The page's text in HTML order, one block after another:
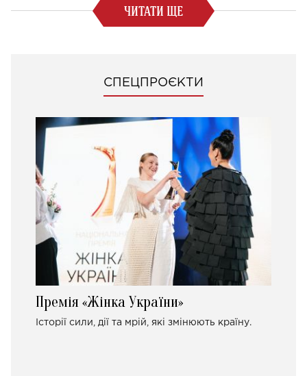
ЧИТАТИ ЩЕ
СПЕЦПРОЄКТИ
Премія «Жінка України»
Історії сили, дії та мрій, які змінюють країну.